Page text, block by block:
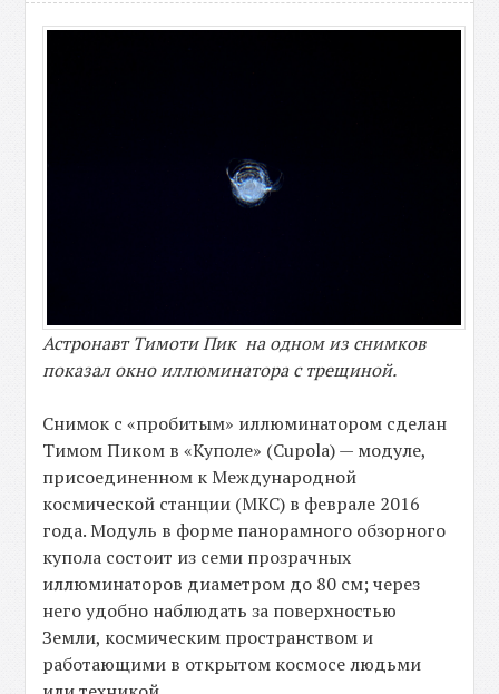
Астронавт Тимоти Пик на одном из снимков
показал окно иллюминатора с трещиной.
Снимок с «пробитым» иллюминатором сделан
Тимом Пиком в «Куполе» (Cupola) — модуле,
присоединенном к Международной
космической станции (МКС) в феврале 2016
года. Модуль в форме панорамного обзорного
купола состоит из семи прозрачных
иллюминаторов диаметром до 80 см; через
него удобно наблюдать за поверхностью
Земли, космическим пространством и
работающими в открытом космосе людьми